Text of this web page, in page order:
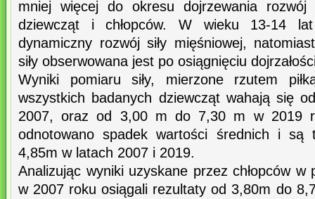
mniej więcej do okresu dojrzewania
dziewcząt i chłopców. W wieku 13-14
dynamiczny rozwój siły mięśniowej,
siły obserwowana jest po osiągnięciu
Wyniki pomiaru siły, mierzone rzutem
wszystkich badanych dziewcząt wahają się
2007, oraz od 3,00 m do 7,30 m w 2019
odnotowano spadek wartości średnich i są
4,85m w latach 2007 i 2019.
Analizując wyniki uzyskane przez chłopców w
w 2007 roku osiągali rezultaty od 3,80m do